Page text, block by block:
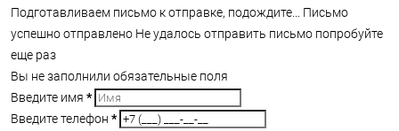
Подготавливаем письмо к отправке, подождите...
Письмо
успешно отправлено Не удалось отправить письмо попробуйте
еще раз
Вы не заполнили обязательные поля
Введите имя *
Введите телефон *